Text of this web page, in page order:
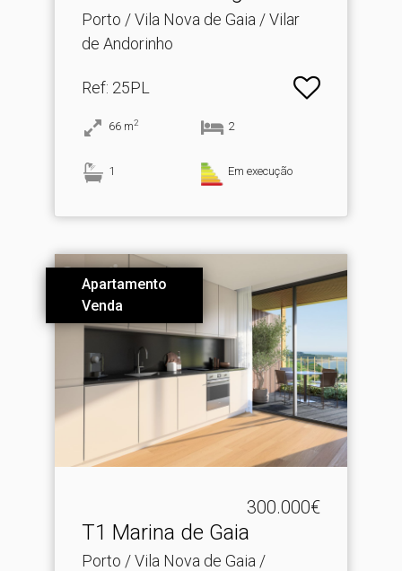
Porto / Vila Nova de Gaia / Vilar
de Andorinho
Ref: 25PL
66 m2 2
1 Em execução
Apartamento
Venda
300.000€
T1 Marina de Gaia
Porto / Vila Nova de Gaia /